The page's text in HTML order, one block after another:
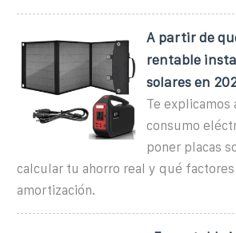
A partir de
rentable
solares en
Te explicamos
consumo
poner placas
calcular tu ahorro real y qué
amortización.